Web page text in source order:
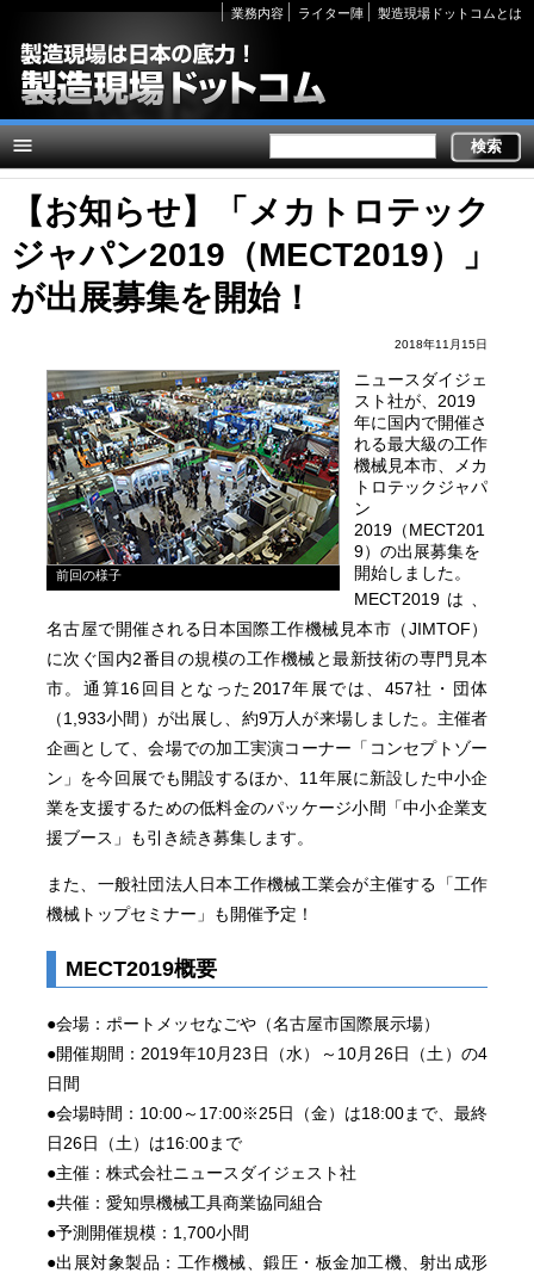
Secondary
links
業務内容 ライター陣 製造現場ドットコムとは
【お知らせ】「メカトロテック
ジャパン2019（MECT2019）」
が出展募集を開始！
2018年11月15日
前回の様子
ニュースダイジェ
スト社が、2019
年に国内で開催さ
れる最大級の工作
機械見本市、メカ
トロテックジャパ
ン
2019（MECT201
9）の出展募集を
開始しました。
MECT2019は、
名古屋で開催される日本国際工作機械見本市（JIMTOF）
に次ぐ国内2番目の規模の工作機械と最新技術の専門見本
市。通算16回目となった2017年展では、457社・団体
（1,933小間）が出展し、約9万人が来場しました。主催者
企画として、会場での加工実演コーナー「コンセプトゾー
ン」を今回展でも開設するほか、11年展に新設した中小企
業を支援するための低料金のパッケージ小間「中小企業支
援ブース」も引き続き募集します。
また、一般社団法人日本工作機械工業会が主催する「工作
機械トップセミナー」も開催予定！
MECT2019概要
●会場：ポートメッセなごや（名古屋市国際展示場）
●開催期間：2019年10月23日（水）～10月26日（土）の4
日間
●会場時間：10:00～17:00※25日（金）は18:00まで、最終
日26日（土）は16:00まで
●主催：株式会社ニュースダイジェスト社
●共催：愛知県機械工具商業協同組合
●予測開催規模：1,700小間
●出展対象製品：工作機械、鍛圧・板金加工機、射出成形